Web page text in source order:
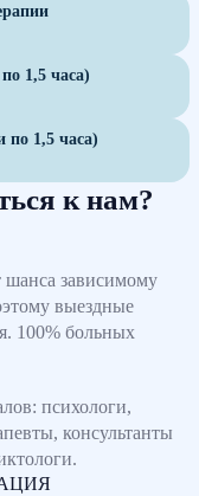
1,5 часа)
по 1,5 часа)
к нам?
зависимому
выездные
100% больных
психологи,
консультанты